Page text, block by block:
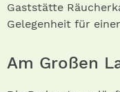
Gaststätte
Gelegenheit für
Am Großen